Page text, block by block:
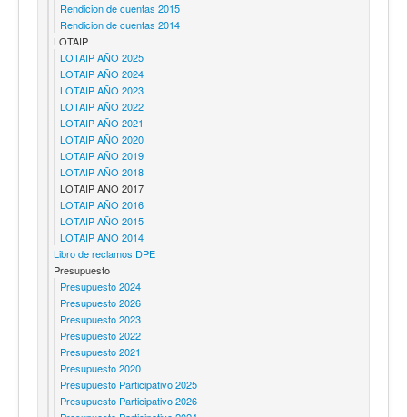
Rendicion de cuentas 2015
Rendicion de cuentas 2014
LOTAIP
LOTAIP AÑO 2025
LOTAIP AÑO 2024
LOTAIP AÑO 2023
LOTAIP AÑO 2022
LOTAIP AÑO 2021
LOTAIP AÑO 2020
LOTAIP AÑO 2019
LOTAIP AÑO 2018
LOTAIP AÑO 2017
LOTAIP AÑO 2016
LOTAIP AÑO 2015
LOTAIP AÑO 2014
Libro de reclamos DPE
Presupuesto
Presupuesto 2024
Presupuesto 2026
Presupuesto 2023
Presupuesto 2022
Presupuesto 2021
Presupuesto 2020
Presupuesto Participativo 2025
Presupuesto Participativo 2026